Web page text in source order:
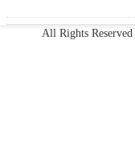
All Rights Reserved